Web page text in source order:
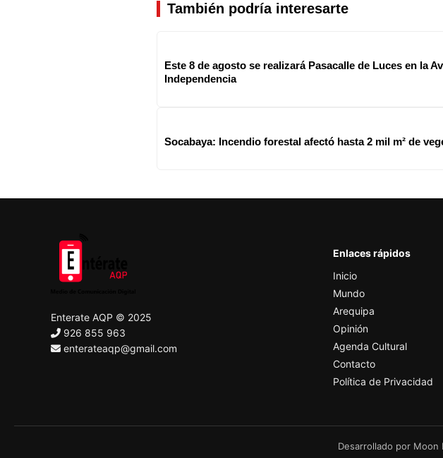
También podría interesarte
Este 8 de agosto se realizará Pasacalle de Luces en la
Independencia
Socabaya: Incendio forestal afectó hasta 2 mil m² de
Enterate AQP © 2025
926 855 963
enterateaqp@gmail.com
Enlaces rápidos
Inicio
Mundo
Arequipa
Opinión
Agenda Cultural
Contacto
Política de Privacidad
Desarrollado por Moon